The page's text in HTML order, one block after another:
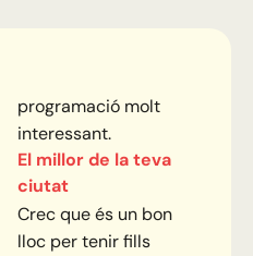
programació molt
interessant.
El millor de la teva
ciutat
Crec que és un bon
lloc per tenir fills